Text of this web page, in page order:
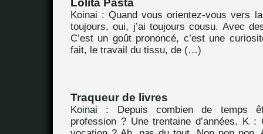
Lolita Pasta
Koinai : Quand vous orientez-vous vers
toujours, oui, j’ai toujours cousu. Avec
C’est un goût prononcé, c’est une
fait, le travail du tissu, de (…)
Traqueur de livres
Koinai : Depuis combien de temps
profession ? Une trentaine d’années. K :